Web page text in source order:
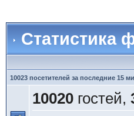
Статистика
10023 посетителей за последние 15
10020гостей,